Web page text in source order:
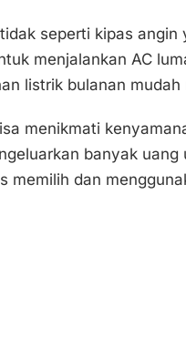
seperti kipas
menjalankan AC
listrik bulanan mudah
menikmati
banyak
memilih dan